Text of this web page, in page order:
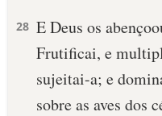
28 E Deus os
Frutificai, e
sujeitai-a; e
sobre as aves dos